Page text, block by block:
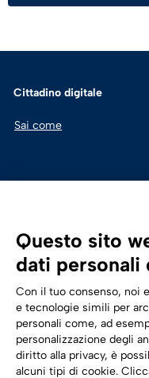
Cittadino digitale
Sai come
Trasformazione digitale
Energia
Questo sito
dati
Con il tuo consenso, noi
e tecnologie simili per
personali come, ad
personalizzazione degli
diritto alla privacy, è
alcuni tipi di cookie.